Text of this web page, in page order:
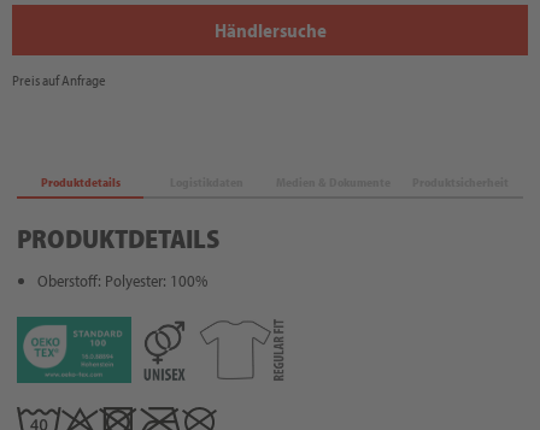
Händlersuche
Preis auf Anfrage
Produktdetails
PRODUKTDETAILS
Oberstoff: Polyester: 100%